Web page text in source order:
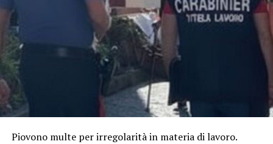
Piovono multe per irregolarità in materia di lavoro.